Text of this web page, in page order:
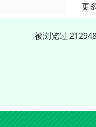
更
被浏览过